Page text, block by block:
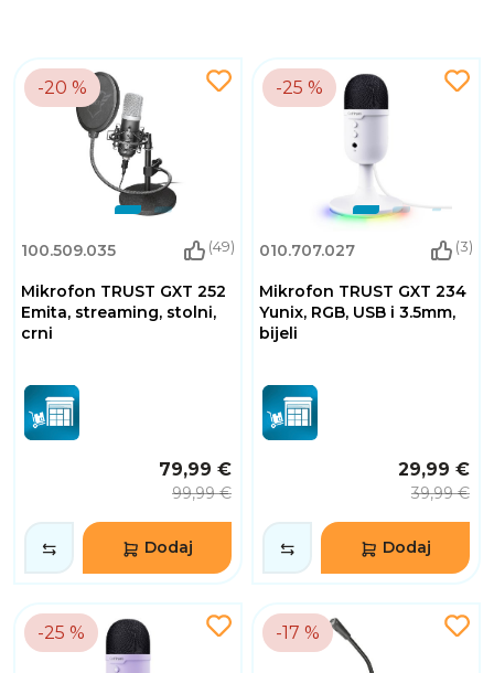
-20 %
100.509.035 (49)
Mikrofon TRUST GXT 252
Emita, streaming, stolni,
crni
79,99 €
99,99 €
Dodaj
-25 %
010.707.027 (3)
Mikrofon TRUST GXT 234
Yunix, RGB, USB i 3.5mm,
bijeli
29,99 €
39,99 €
Dodaj
-25 % -17 %